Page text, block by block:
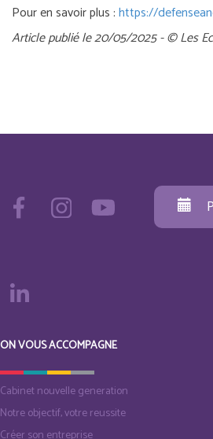
Pour en savoir plus :https://
Article publié le 20/05/2025 - © Les
ON VOUS ACCOMPAGNE
Cabinet nouvelle generation
Notre objectif, votre reussite